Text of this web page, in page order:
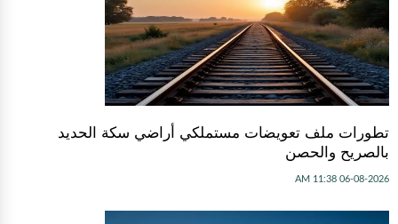
تطورات ملف تعويضات مستملكي أراضي سكة الحديد
بالصريح والحصن
06-08-2026 11:38 AM